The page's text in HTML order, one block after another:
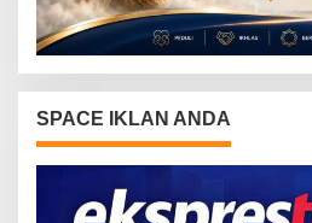
SPACE IKLAN ANDA